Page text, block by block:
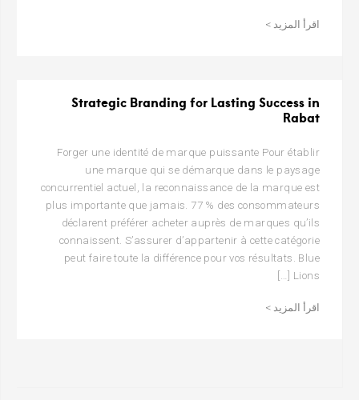
اقرأ المزيد >
Strategic Branding for Lasting Success in
Rabat
Forger une identité de marque puissante Pour établir
une marque qui se démarque dans le paysage
concurrentiel actuel, la reconnaissance de la marque est
plus importante que jamais. 77 % des consommateurs
déclarent préférer acheter auprès de marques qu’ils
connaissent. S’assurer d’appartenir à cette catégorie
peut faire toute la différence pour vos résultats. Blue
Lions […]
اقرأ المزيد >